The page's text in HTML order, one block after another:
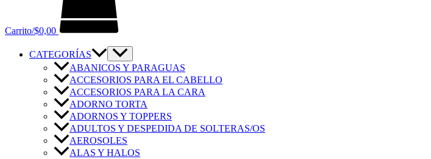
Carrito/$0,00
CATEGORÍAS
ABANICOS Y PARAGUAS
ACCESORIOS PARA EL CABELLO
ACCESORIOS PARA LA CARA
ADORNO TORTA
ADORNOS Y TOPPERS
ADULTOS Y DESPEDIDA DE SOLTERAS/OS
AEROSOLES
ALAS Y HALOS